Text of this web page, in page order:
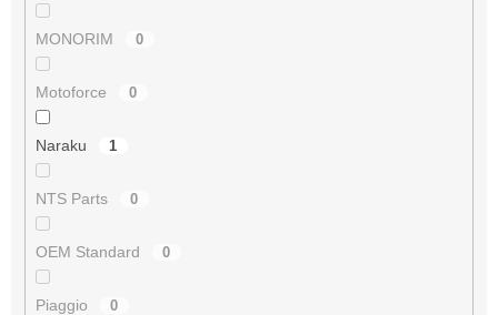
MONORIM 0
Motoforce 0
Naraku 1
NTS Parts 0
OEM Standard 0
Piaggio 0